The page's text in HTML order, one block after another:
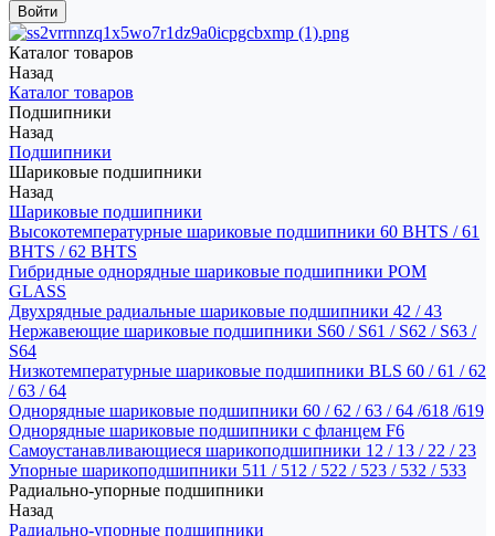
Каталог товаров
Назад
Каталог товаров
Подшипники
Назад
Подшипники
Шариковые подшипники
Назад
Шариковые подшипники
Высокотемпературные шариковые подшипники 60 BHTS / 61
BHTS / 62 BHTS
Гибридные однорядные шариковые подшипники POM
GLASS
Двухрядные радиальные шариковые подшипники 42 / 43
Нержавеющие шариковые подшипники S60 / S61 / S62 / S63 /
S64
Низкотемпературные шариковые подшипники BLS 60 / 61 / 62
/ 63 / 64
Однорядные шариковые подшипники 60 / 62 / 63 / 64 /618 /619
Однорядные шариковые подшипники с фланцем F6
Самоустанавливающиеся шарикоподшипники 12 / 13 / 22 / 23
Упорные шарикоподшипники 511 / 512 / 522 / 523 / 532 / 533
Радиально-упорные подшипники
Назад
Радиально-упорные подшипники